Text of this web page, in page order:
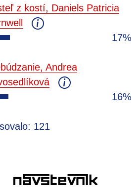
z kostí, Daniels Patricia
17%
Andrea
16%
121